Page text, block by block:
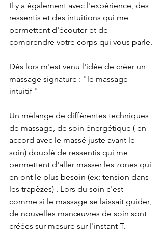
Il y a également avec l'expérience, des
ressentis et des intuitions qui me
permettent d'écouter et de
comprendre votre corps qui vous parle.
Dès lors m'est venu l'idée de créer un
massage signature : "le massage
intuitif "
Un mélange de différentes techniques
de massage, de soin énergétique ( en
accord avec le massé juste avant le
soin) doublé de ressentis qui me
permettent d'aller masser les zones qui
en ont le plus besoin (ex: tension dans
les trapèzes) . Lors du soin c'est
comme si le massage se laissait guider,
de nouvelles manœuvres de soin sont
créées sur mesure sur l'instant T.